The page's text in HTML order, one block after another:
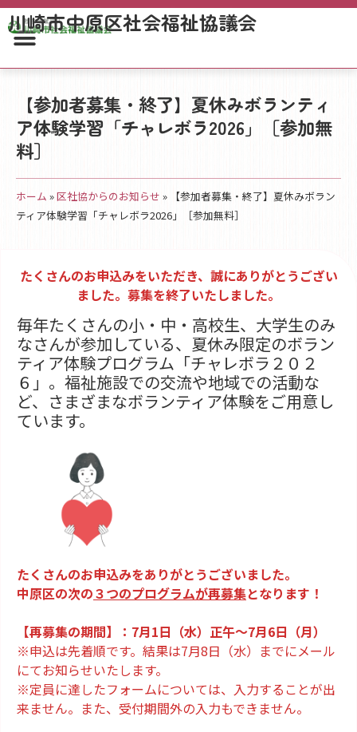
川崎市中原区社会福祉協議会
【参加者募集・終了】夏休みボランティ
ア体験学習「チャレボラ2026」［参加無
料］
ホーム »区社協からのお知らせ » 【参加者募集・終了】夏休みボラン
ティア体験学習「チャレボラ2026」［参加無料］
たくさんのお申込みをいただき、誠にありがとうござい
ました。募集を終了いたしました。
毎年たくさんの小・中・高校生、大学生のみ
なさんが参加している、夏休み限定のボラン
ティア体験プログラム「チャレボラ２０２
６」。福祉施設での交流や地域での活動な
ど、さまざまなボランティア体験をご用意し
ています。
たくさんのお申込みをありがとうございました。
中原区の次の３つのプログラムが再募集となります！
【再募集の期間】：7月1日（水）正午～7月6日（月）
※申込は先着順です。結果は7月8日（水）までにメール
にてお知らせいたします。
※定員に達したフォームについては、入力することが出
来ません。また、受付期間外の入力もできません。